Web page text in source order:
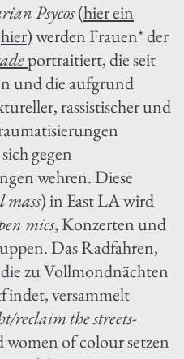
Psycos(hier ein
hier) werden Frauen* der
portraitiert, die seit
und die aufgrund
rassistischer und
gegen
wehren. Diese
mass) in East LA wird
mics, Konzerten und
Das Radfahren,
zu Vollmondnächten
versammelt
reclaim the streets-
of colour setzen